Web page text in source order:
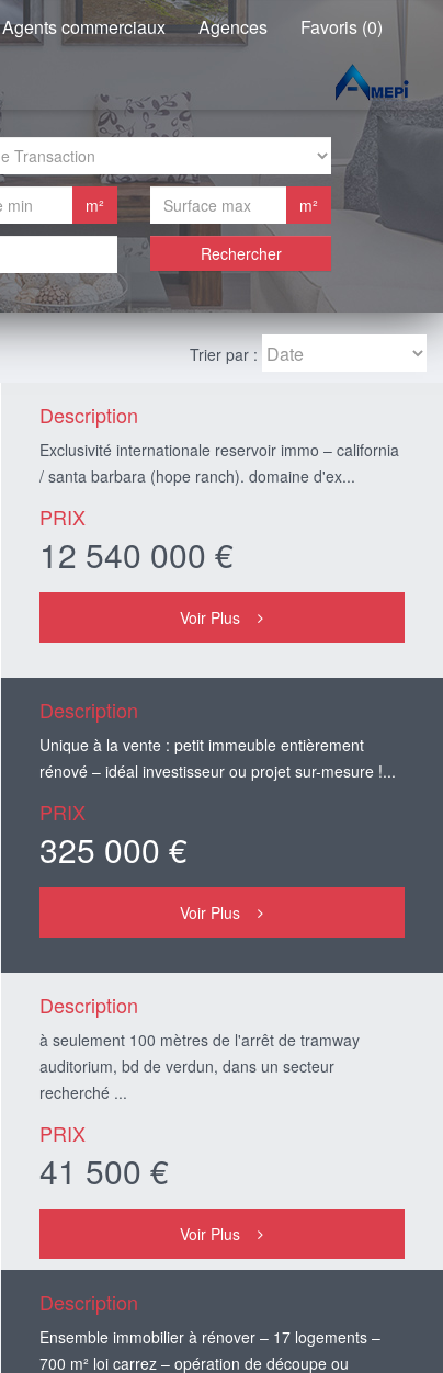
Agents commerciaux Agences Favoris (0)
m² m²
Rechercher
Trier par :
Description
Exclusivité internationale reservoir immo – california
/ santa barbara (hope ranch). domaine d'ex...
PRIX
12 540 000 €
Voir Plus
Description
Unique à la vente : petit immeuble entièrement
rénové – idéal investisseur ou projet sur-mesure !...
PRIX
325 000 €
Voir Plus
Description
à seulement 100 mètres de l'arrêt de tramway
auditorium, bd de verdun, dans un secteur
recherché ...
PRIX
41 500 €
Voir Plus
Description
Ensemble immobilier à rénover – 17 logements –
700 m² loi carrez – opération de découpe ou